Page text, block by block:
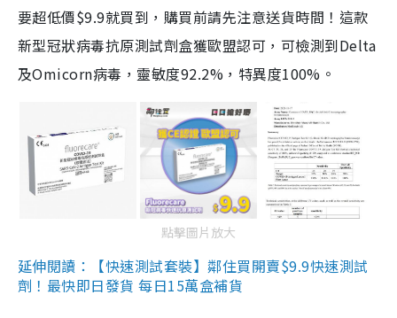
要超低價$9.9就買到，購買前請先注意送貨時間！這款
新型冠狀病毒抗原測試劑盒獲歐盟認可，可檢測到Delta
及Omicorn病毒，靈敏度92.2%，特異度100%。
點擊圖片放大
延伸閱讀：【快速測試套裝】鄰住買開賣$9.9快速測試
劑！最快即日發貨 每日15萬盒補貨